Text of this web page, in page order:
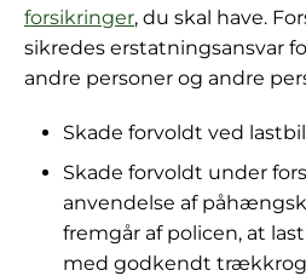
forsikringer, du skal have.
sikredes erstatningsansvar
andre personer og andre
Skade forvoldt ved
Skade forvoldt under
anvendelse af
fremgår af policen, at
med godkendt